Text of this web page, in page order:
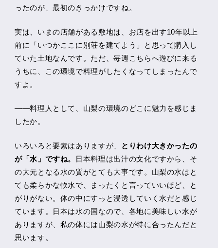
ったのが、最初のきっかけですね。
実は、いまの店舗がある敷地は、お店を出す10年以上
前に「いつかここに別荘を建てよう」と思って購入し
ていた土地なんです。ただ、毎週こちらへ遊びに来る
うちに、この環境で料理がしたくなってしまったんで
すよ。
――料理人として、山梨の環境のどこに魅力を感じま
したか。
いろいろと要素はありますが、
とりわけ大きかったの
が「水」ですね。
日本料理は出汁の文化ですから、そ
の大元となる水の質がとても大事です。山梨の水はと
ても柔らかな軟水で、まったくと言っていいほど、と
がりがない。体の中にすっと浸透していく水だと感じ
ています。日本は水の国なので、各地に美味しい水が
ありますが、私の体には山梨の水が特に合ったんだと
思います。